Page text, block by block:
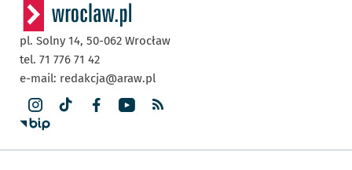
pl. Solny 14, 50-062 Wrocław
tel. 71 776 71 42
e-mail: redakcja@araw.pl